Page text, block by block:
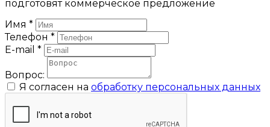
подготовят коммерческое предложение
Имя *
Телефон *
E-mail *
Вопрос:
Я согласен на обработку персональных данных